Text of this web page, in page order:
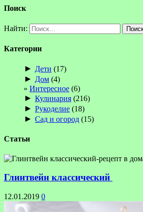
Поиск
Найти:
Категории
► Дети (17)
► Дом (4)
Интересное (6)
► Кулинария (216)
► Рукоделие (18)
► Сад и огород (15)
Статьи
Глинтвейн классический
12.01.2019 0